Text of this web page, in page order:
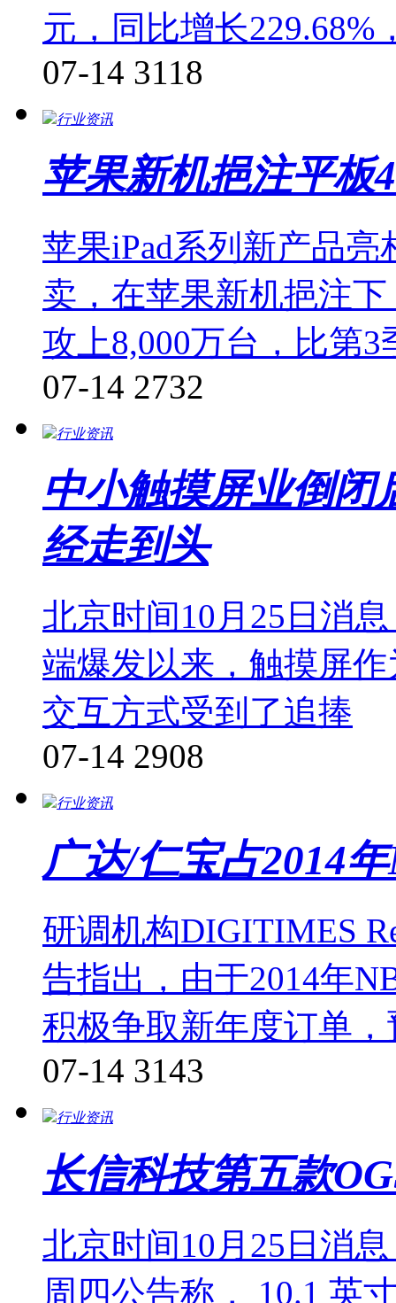
元，同比增长229.68%
07-14 3118
行业资讯
苹果新机挹注平板
苹果iPad系列新产品亮
卖，在苹果新机挹注
攻上8,000万台，比第
07-14 2732
行业资讯
中小触摸屏业倒闭
经走到头
北京时间10月25日消
端爆发以来，触摸屏
交互方式受到了追捧
07-14 2908
行业资讯
广达/仁宝占2014
研调机构DIGITIMES
告指出，由于2014年
积极争取新年度订单，
07-14 3143
行业资讯
长信科技第五款
北京时间10月25日消
周四公告称， 10.1 英